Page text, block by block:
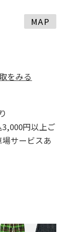
MAP
をみる
円以上ご
サービスあ